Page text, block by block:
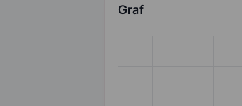
Graf
Line chart with 279
The chart has 1 X